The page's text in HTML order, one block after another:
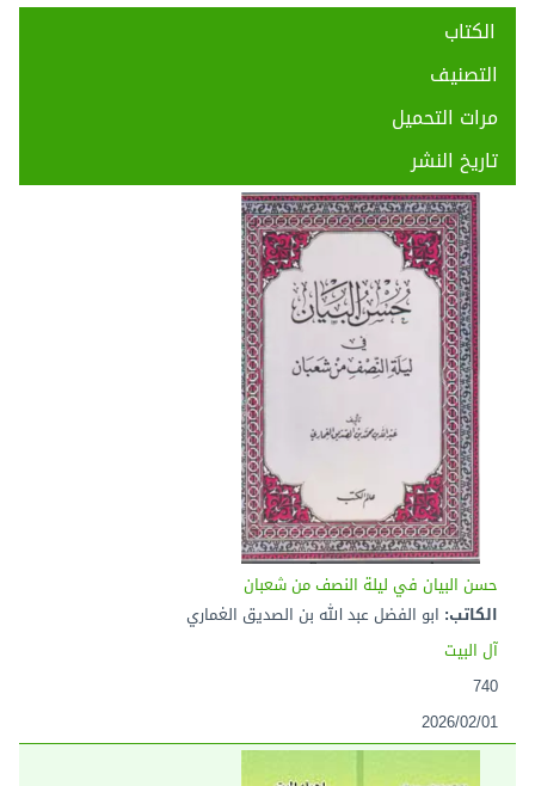
الكتاب
التصنيف
مرات التحميل
تاريخ النشر
حسن البيان في ليلة النصف من شعبان
الكاتب: ابو الفضل عبد الله بن الصديق الغماري
آل البيت
740
2026/02/01